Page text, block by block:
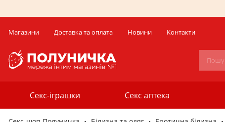
Магазини Доставка та оплата Новини Контакти
Секс-іграшки Секс аптека